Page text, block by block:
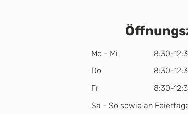
Mo - Mi
Do
Fr
8:30-
8:30-
8:30-
Sa - So sowie an